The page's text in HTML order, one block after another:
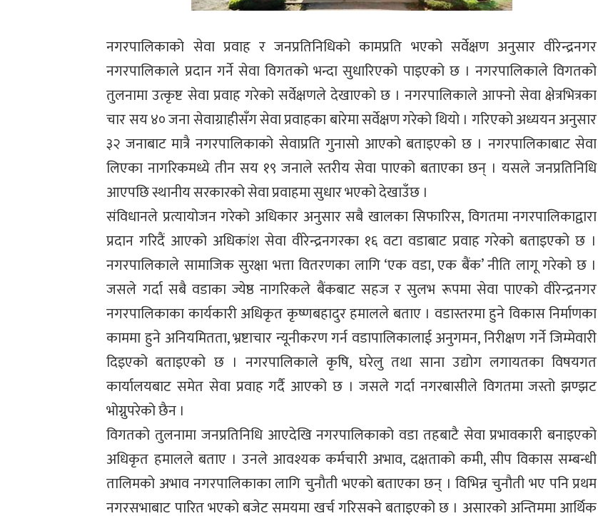
नगरपालिकाको सेवा प्रवाह र जनप्रतिनिधिको कामप्रति भएको सर्वेक्षण अनुसार वीरेन्द्रनगर
नगरपालिकाले प्रदान गर्ने सेवा विगतको भन्दा सुधारिएको पाइएको छ । नगरपालिकाले विगतको
तुलनामा उत्कृष्ट सेवा प्रवाह गरेको सर्वेक्षणले देखाएको छ । नगरपालिकाले आफ्नो सेवा क्षेत्रभित्रका
चार सय ४० जना सेवाग्राहीसँग सेवा प्रवाहका बारेमा सर्वेक्षण गरेको थियो । गरिएको अध्ययन अनुसार
३२ जनाबाट मात्रै नगरपालिकाको सेवाप्रति गुनासो आएको बताइएको छ । नगरपालिकाबाट सेवा
लिएका नागरिकमध्ये तीन सय १९ जनाले स्तरीय सेवा पाएको बताएका छन् । यसले जनप्रतिनिधि
आएपछि स्थानीय सरकारको सेवा प्रवाहमा सुधार भएको देखाउँछ ।
संविधानले प्रत्यायोजन गरेको अधिकार अनुसार सबै खालका सिफारिस, विगतमा नगरपालिकाद्वारा
प्रदान गरिदैं आएको अधिकांश सेवा वीरेन्द्रनगरका १६ वटा वडाबाट प्रवाह गरेको बताइएको छ ।
नगरपालिकाले सामाजिक सुरक्षा भत्ता वितरणका लागि ‘एक वडा, एक बैंक’ नीति लागू गरेको छ ।
जसले गर्दा सबै वडाका ज्येष्ठ नागरिकले बैंकबाट सहज र सुलभ रूपमा सेवा पाएको वीरेन्द्रनगर
नगरपालिकाका कार्यकारी अधिकृत कृष्णबहादुर हमालले बताए । वडास्तरमा हुने विकास निर्माणका
काममा हुने अनियमितता, भ्रष्टाचार न्यूनीकरण गर्न वडापालिकालाई अनुगमन, निरीक्षण गर्ने जिम्मेवारी
दिइएको बताइएको छ । नगरपालिकाले कृषि, घरेलु तथा साना उद्योग लगायतका विषयगत
कार्यालयबाट समेत सेवा प्रवाह गर्दै आएको छ । जसले गर्दा नगरबासीले विगतमा जस्तो झण्झट
भोग्नुपरेको छैन ।
विगतको तुलनामा जनप्रतिनिधि आएदेखि नगरपालिकाको वडा तहबाटै सेवा प्रभावकारी बनाइएको
अधिकृत हमालले बताए । उनले आवश्यक कर्मचारी अभाव, दक्षताको कमी, सीप विकास सम्बन्धी
तालिमको अभाव नगरपालिकाका लागि चुनौती भएको बताएका छन् । विभिन्न चुनौती भए पनि प्रथम
नगरसभाबाट पारित भएको बजेट समयमा खर्च गरिसक्ने बताइएको छ । असारको अन्तिममा आर्थिक